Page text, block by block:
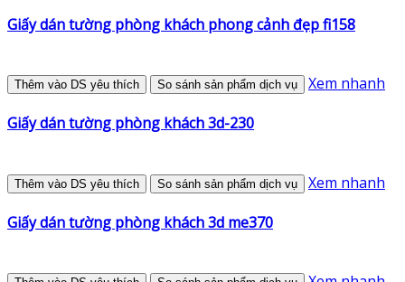
Giấy dán tường phòng khách phong cảnh đẹp fi158
Thêm vào DS yêu thích So sánh sản phẩm dịch vụ Xem nhanh
Giấy dán tường phòng khách 3d-230
Thêm vào DS yêu thích So sánh sản phẩm dịch vụ Xem nhanh
Giấy dán tường phòng khách 3d me370